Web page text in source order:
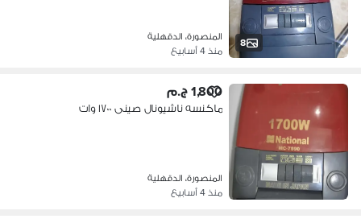
8
المنصورة، الدقهلية
منذ 4 أسابيع
1,800 ج.م
ماكنسه ناشيونال صينى ١٧٠٠ وات
المنصورة، الدقهلية
منذ 4 أسابيع